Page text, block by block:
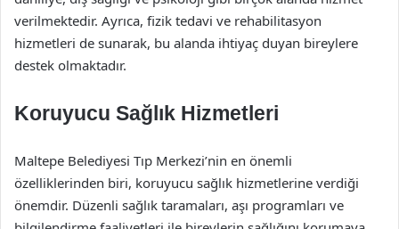
verilmektedir. Ayrıca, fizik tedavi ve rehabilitasyon
hizmetleri de sunarak, bu alanda ihtiyaç duyan bireylere
destek olmaktadır.
Koruyucu Sağlık Hizmetleri
Maltepe Belediyesi Tıp Merkezi’nin en önemli
özelliklerinden biri, koruyucu sağlık hizmetlerine verdiği
önemdir. Düzenli sağlık taramaları, aşı programları ve